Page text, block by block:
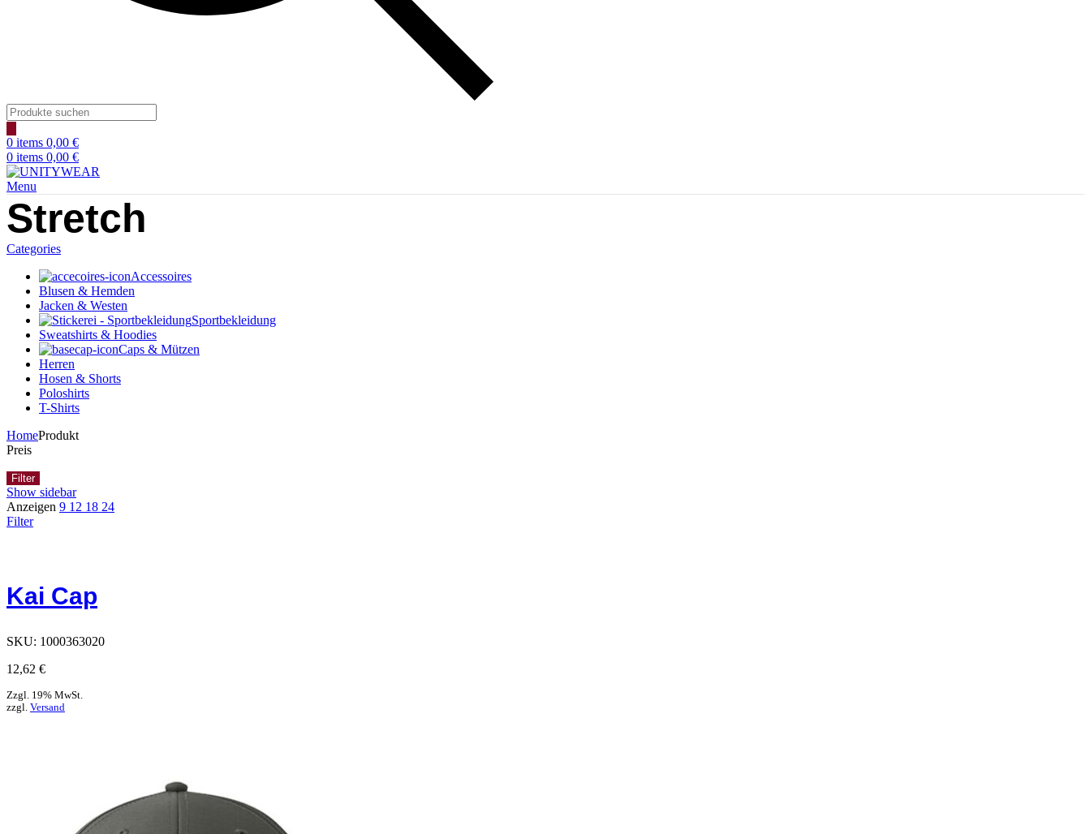
Products
search
0 items 0,00 €
0 items 0,00 €
Menu
Stretch
Categories
Accessoires
Blusen & Hemden
Jacken & Westen
Sportbekleidung
Sweatshirts & Hoodies
Caps & Mützen
Herren
Hosen & Shorts
Poloshirts
T-Shirts
HomeProdukt
Preis
Filter
Show sidebar
Anzeigen 9 12 18 24
Filter
Kai Cap
SKU: 1000363020
12,62 €
Zzgl. 19% MwSt.
zzgl. Versand